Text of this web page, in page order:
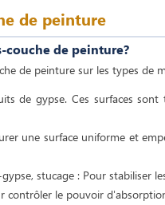
de peinture
de peinture?
de peinture sur les types de
de gypse. Ces surfaces
une surface uniforme et
stucage : Pour stabiliser
contrôler le pouvoir